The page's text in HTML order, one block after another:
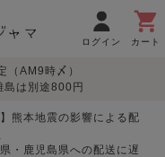
ログイン カート
ャマ
デザインで
さがす
（AM9時〆）
は別途800円
熊本地震の影響による配
・鹿児島県への配送に遅